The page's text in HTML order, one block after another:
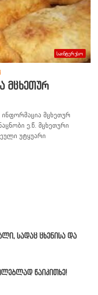
საინტერესო
მცხეთურ
მცხეთურ
ე.წ. მცხეთური
უტყუარი
სადაც ცხენისა და
წაიკითხე!